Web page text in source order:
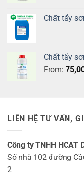
Chất tẩy
Chất tẩy
From:
LIÊN HỆ TƯ VẤN,
Công ty TNHH HCAT
Số nhà 102 đường
2